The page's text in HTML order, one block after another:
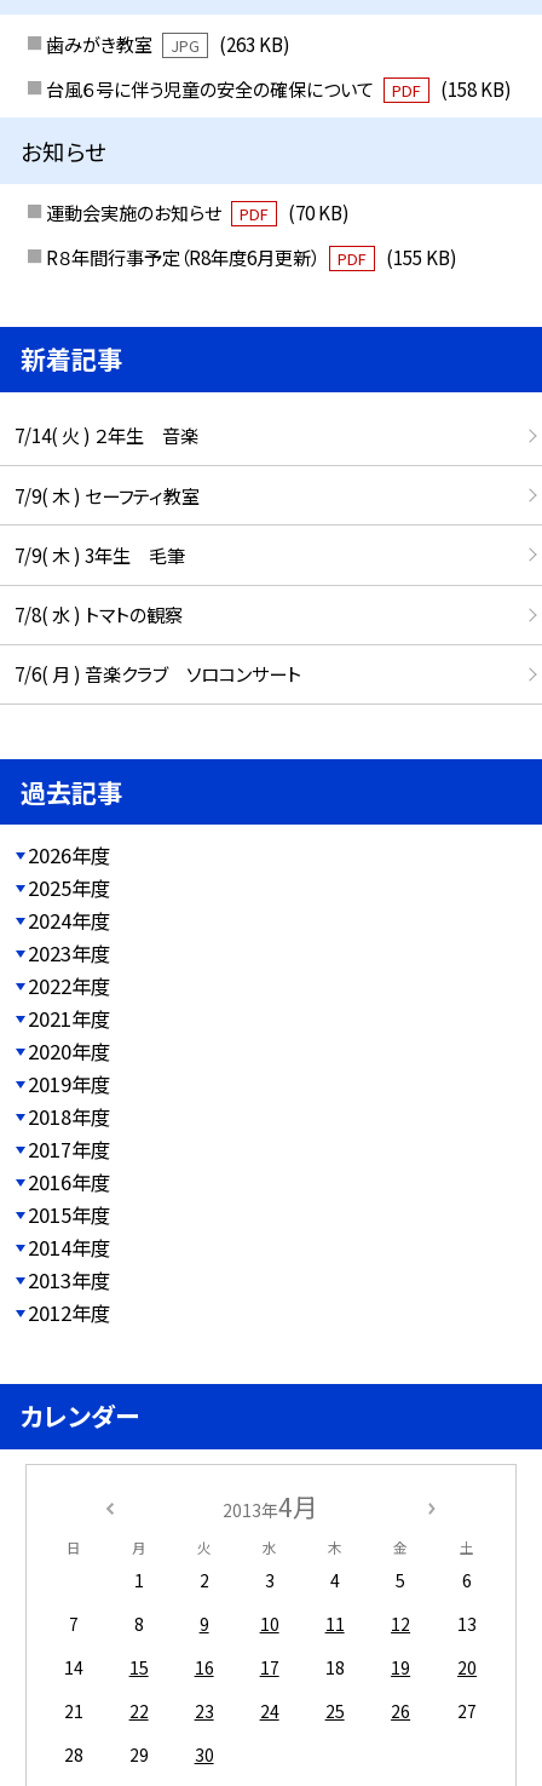
歯みがき教室 JPG
(263 KB)
台風６号に伴う児童の安全の確保について
PDF (158 KB)
お知らせ
運動会実施のお知らせ PDF
(70 KB)
R８年間行事予定（R8年度6月更新）
PDF (155 KB)
新着記事
7/14( 火 ) ２年生 音楽
7/9( 木 ) セーフティ教室
7/9( 木 ) 3年生 毛筆
7/8( 水 ) トマトの観察
7/6( 月 ) 音楽クラブ ソロコンサート
過去記事
2026年度
2025年度
2024年度
2023年度
2022年度
2021年度
2020年度
2019年度
2018年度
2017年度
2016年度
2015年度
2014年度
2013年度
2012年度
カレンダー
2013年4月
日 月 火 水 木 金 土
1 2 3 4 5
6
7
8 9 10 11 12
13
14
15 16 17 18 19
20
21
22 23 24 25 26
27
28
29 30